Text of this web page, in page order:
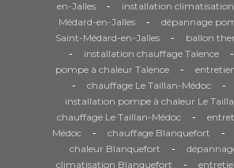
en-Jalles
- installation
Médard-en-Jalles
- dépannage
Saint-Médard-en-Jalles
- ballon
- installation chauffage Talence -
pompe à chaleur Talence
-
- chauffage Le Taillan-Médoc -
installation pompe à chaleur Le
chauffage Le Taillan-Médoc
-
Médoc
- chauffage Blanquefort -
chaleur Blanquefort
-
climatisation Blanquefort
-